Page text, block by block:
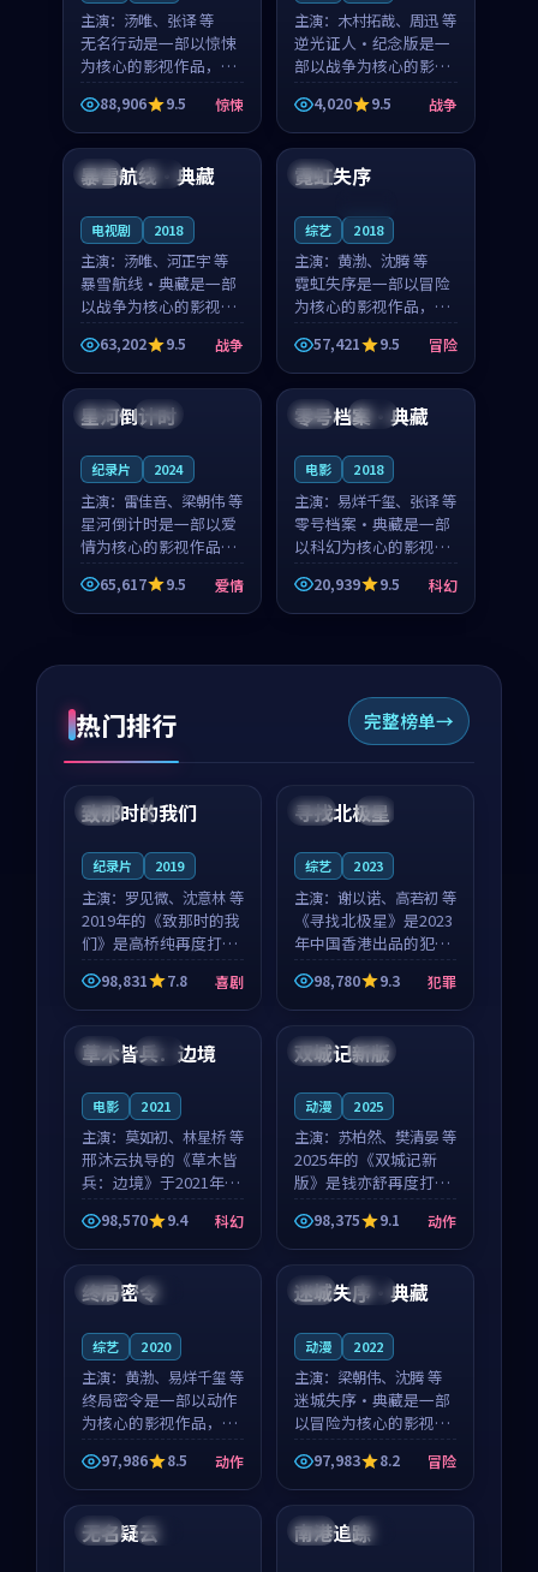
主演： 汤唯、张译 等
无名行动是一部以惊悚
为核心的影视作品，围
绕危机、反转与人物成
长展开，整体节奏紧
凑，值得推荐观看。
88,906 9.5 惊悚
主演： 木村拓哉、周迅 等
逆光证人·纪念版是一
部以战争为核心的影视
作品，围绕危机、反转
与人物成长展开，整体
节奏紧凑，值得推荐观
看。
4,020 9.5 战争
日本 独播
暴雪航线·典藏
电视剧 2018
主演： 汤唯、河正宇 等
暴雪航线·典藏是一部
以战争为核心的影视作
品，围绕危机、反转与
人物成长展开，整体节
奏紧凑，值得推荐观
看。
63,202 9.5 战争
泰国
霓虹失序
综艺 2018
主演： 黄渤、沈腾 等
霓虹失序是一部以冒险
为核心的影视作品，围
绕危机、反转与人物成
长展开，整体节奏紧
凑，值得推荐观看。
57,421 9.5 冒险
韩国 高分
星河倒计时
纪录片 2024
主演： 雷佳音、梁朝伟 等
星河倒计时是一部以爱
情为核心的影视作品，
围绕危机、反转与人物
成长展开，整体节奏紧
凑，值得推荐观看。
65,617 9.5 爱情
英国 完结
零号档案·典藏
电影 2018
主演： 易烊千玺、张译 等
零号档案·典藏是一部
以科幻为核心的影视作
品，围绕危机、反转与
人物成长展开，整体节
奏紧凑，值得推荐观
20,939 9.5 科幻
热门排行 完整榜单
中国 4K
99:22
致那时的我们
纪录片 2019
主演： 罗见微、沈意林 等
2019年的《致那时的我
们》是高桥纯再度打磨
的喜剧佳作。中国大陆
的取景与都市寓言的氛
围相互成就，罗见微与
沈意林的对手戏自然克
制，让整部影片在悬
98,831 7.8 喜剧
中国 4K
99:18
寻找北极星
综艺 2023
主演： 谢以诺、高若初 等
《寻找北极星》是2023
年中国香港出品的犯罪
新作，主创团队希望用
公路冒险的故事让观众
停下来想一想。谢以诺
领衔，高若初担任重要
角色，戚南柯的叙事
98,780 9.3 犯罪
泰国 独播
草木皆兵：边境
电影 2021
主演： 莫如初、林星桥 等
邢沐云执导的《草木皆
兵：边境》于2021年面
世，泰国的城市气质与
校园青春的人物心境共
同构筑了影片基调。莫
如初、林星桥用细腻的
表演撑起整部科幻电
98,570 9.4 科幻
中国 独播
双城记新版
动漫 2025
主演： 苏柏然、樊清晏 等
2025年的《双城记新
版》是钱亦舒再度打磨
的动作佳作。中国大陆
的取景与沙漠探险的氛
围相互成就，苏柏然与
樊清晏的对手戏自然克
制，让整部影片在悬念
98,375 9.1 动作
美国 杜比
终局密令
综艺 2020
主演： 黄渤、易烊千玺 等
终局密令是一部以动作
为核心的影视作品，围
绕危机、反转与人物成
长展开，整体节奏紧
凑，值得推荐观看。
97,986 8.5 动作
法国 独播
迷城失序·典藏
动漫 2022
主演： 梁朝伟、沈腾 等
迷城失序·典藏是一部
以冒险为核心的影视作
品，围绕危机、反转与
人物成长展开，整体节
奏紧凑，值得推荐观
看。
97,983 8.2 冒险
中国 热播
无名疑云 中国 独播
南港追踪